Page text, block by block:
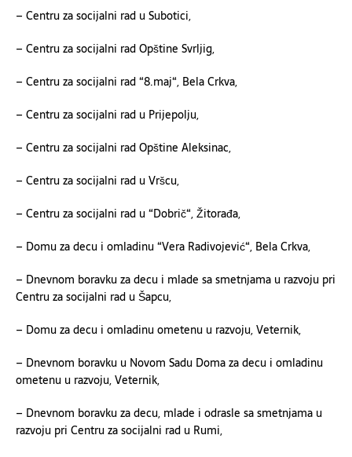
– Centru za socijalni rad u Subotici,
– Centru za socijalni radOpštine Svrljig,
– Centru za socijalni rad “8.maj“, Bela Crkva,
– Centru za socijalni rad u Prijepolju,
– Centru za socijalni radOpštine Aleksinac,
– Centru za socijalni rad u Vršcu,
– Centru za socijalni rad u “Dobrič“, Žitorađa,
– Domu za decu i omladinu “Vera Radivojević“, Bela Crkva,
– Dnevnom boravku za decu i mlade sa smetnjama u razvoju pri
Centru za socijalni rad u Šapcu,
– Domu za decu i omladinu ometenu u razvoju, Veternik,
– Dnevnom boravku u Novom Sadu Doma za decu i omladinu
ometenu u razvoju, Veternik,
– Dnevnom boravkuza decu, mlade i odrasle sa smetnjama u
razvoju pri Centru za socijalni rad u Rumi,